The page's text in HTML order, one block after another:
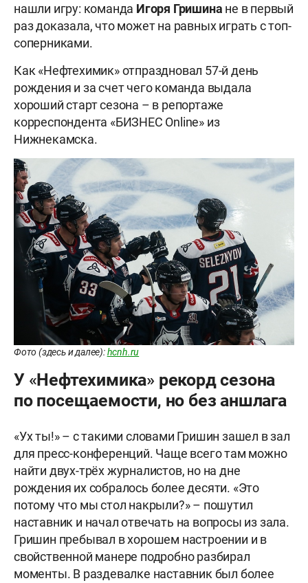
нашли игру: команда Игоря Гришина не в первый
раз доказала, что может на равных играть с топ-
соперниками.
Как «Нефтехимик» отпраздновал 57-й день
рождения и за счет чего команда выдала
хороший старт сезона – в репортаже
корреспондента «БИЗНЕС Online» из
Нижнекамска.
Фото (здесь и далее):hcnh.ru
У «Нефтехимика» рекорд сезона
по посещаемости, но без аншлага
«Ух ты!» – с такими словами Гришин зашел в зал
для пресс-конференций. Чаще всего там можно
найти двух-трёх журналистов, но на дне
рождения их собралось более десяти. «Это
потому что мы стол накрыли?» – пошутил
наставник и начал отвечать на вопросы из зала.
Гришин пребывал в хорошем настроении и в
свойственной манере подробно разбирал
моменты. В раздевалке наставник был более